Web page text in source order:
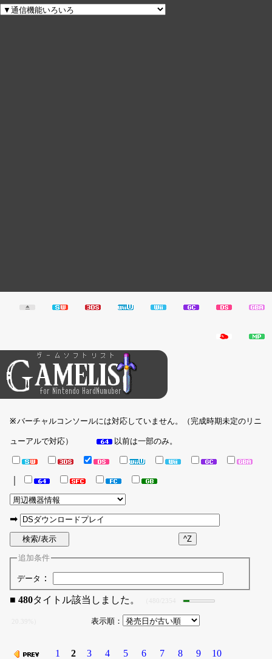
※バーチャルコンソールには対応していません。（完成時期未定のリニ
ューアルで対応） 以前は一部のみ。
➡
追加条件
データ ：
■ 480タイトル該当しました。
表示順：
1 2 3 4 5 6 7 8 9 10